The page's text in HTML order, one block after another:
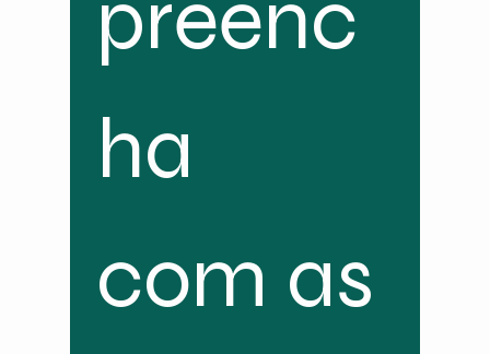
ha
com as